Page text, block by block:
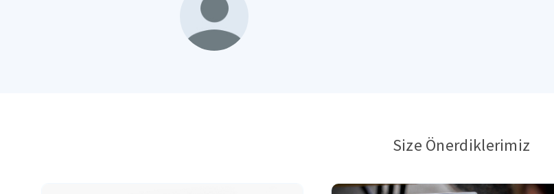
Size Önerdiklerimiz